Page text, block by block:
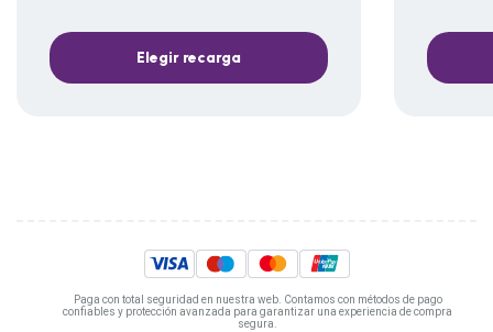
Elegir recarga
Paga con total seguridad en nuestra web. Contamos con métodos de pago
confiables y protección avanzada para garantizar una experiencia de compra
segura.